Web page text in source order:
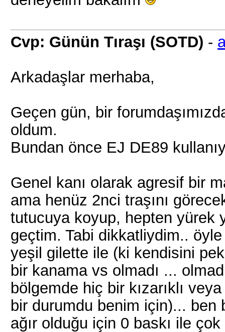
Cvp: Günün Tıraşı (SOTD) -
Arkadaşlar merhaba,
Geçen gün, bir
oldum.
Bundan önce EJ DE89
Genel kanı olarak agresif bir
ama henüz 2nci traşını
tutucuya koyup, hepten yürek
geçtim. Tabi dikkatliydim..
yeşil gilette ile (ki kendisini
bir kanama vs olmadı ...
bölgemde hiç bir kızarıklı
bir durumdu benim için)... ben
ağır olduğu için 0 baskı ile